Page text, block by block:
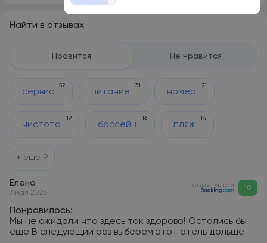
Найти в отзывах
Нравится Не нравится
сервис
52
питание
31
номер
21
чистота
19
бассейн
16
пляж
14
+ еще 9
Елена
7 мая 2026
Отзыв туриста 10
Понравилось:
Мы не ожидали что здесь так здорово! Остались бы
еще В следующий раз выберем этот отель дольше